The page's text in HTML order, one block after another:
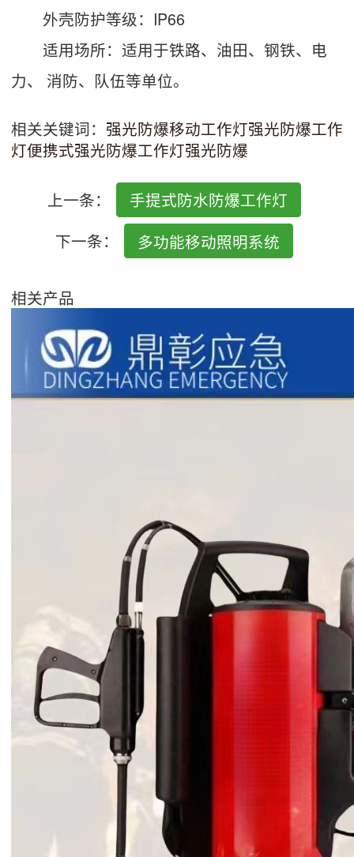
外壳防护等级：IP66
适用场所：适用于铁路、油田、钢铁、电
力、 消防、队伍等单位。
相关关键词： 强光防爆移动工作灯强光防爆工作
灯便携式强光防爆工作灯强光防爆
上一条：
手提式防水防爆工作灯
下一条：
多功能移动照明系统
相关产品